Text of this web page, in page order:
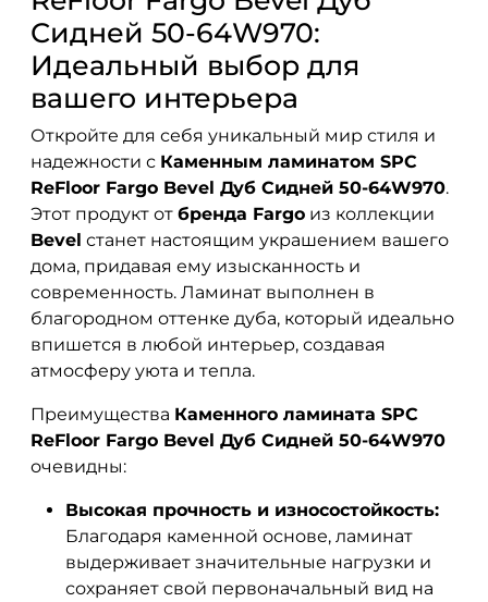
Сидней 50-64W970:
Идеальный выбор для
вашего интерьера
Откройте для себя уникальный мир стиля и
надежности с Каменным ламинатом SPC
ReFloor Fargo Bevel Дуб Сидней 50-64W970.
Этот продукт от бренда Fargo из коллекции
Bevel станет настоящим украшением вашего
дома, придавая ему изысканность и
современность. Ламинат выполнен в
благородном оттенке дуба, который идеально
впишется в любой интерьер, создавая
атмосферу уюта и тепла.
Преимущества Каменного ламината SPC
ReFloor Fargo Bevel Дуб Сидней 50-64W970
очевидны:
Высокая прочность и износостойкость:
Благодаря каменной основе, ламинат
выдерживает значительные нагрузки и
сохраняет свой первоначальный вид на